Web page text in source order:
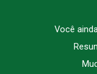
Você